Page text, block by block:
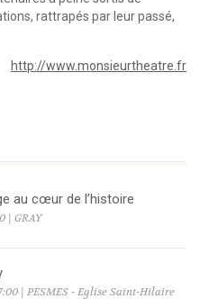
rattrapés par leur passé,
http://www.monsieurtheatre.fr
au cœur de l’histoire
| GRAY
| PESMES - Eglise Saint-Hilaire